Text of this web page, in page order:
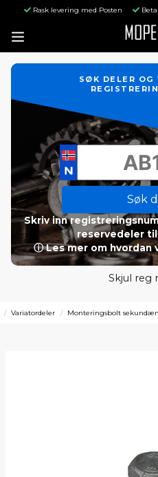
Rask levering med Posten
SØK DELER
Søk
Skriv inn
reservedeler
ⓘ Les mer om
Skjul reg
Variatordeler Monteringsbolt